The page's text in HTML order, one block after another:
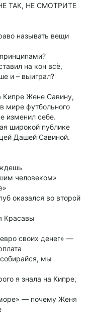
ТАК, НЕ СМОТРИТЕ
называть вещи
на кон всё,
и – выиграл?
Кипре Жене Савину,
мире футбольного
изменил себе.
широкой публике
Дашей Савиной.
человеком»
оказался во второй
Красавы
своих денег» —
мы
я знала на Кипре,
— почему Женя